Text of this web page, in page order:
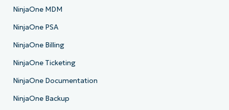
NinjaOne MDM
NinjaOne PSA
NinjaOne Billing
NinjaOne Ticketing
NinjaOne Documentation
NinjaOne Backup